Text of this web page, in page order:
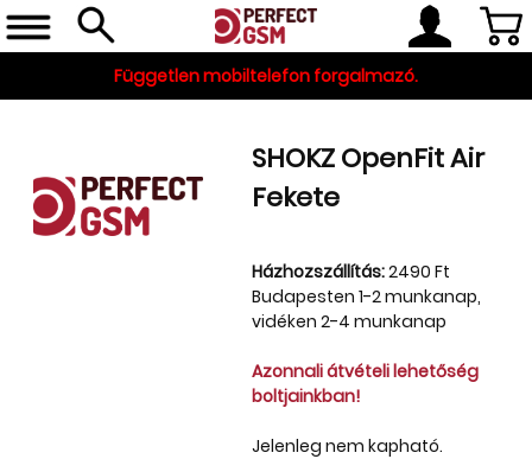
Független mobiltelefon forgalmazó.
SHOKZ OpenFit Air
Fekete
Házhozszállítás:2490 Ft
Budapesten 1-2 munkanap,
vidéken 2-4 munkanap
Azonnali átvételi lehetőség
boltjainkban!
Jelenleg nem kapható.